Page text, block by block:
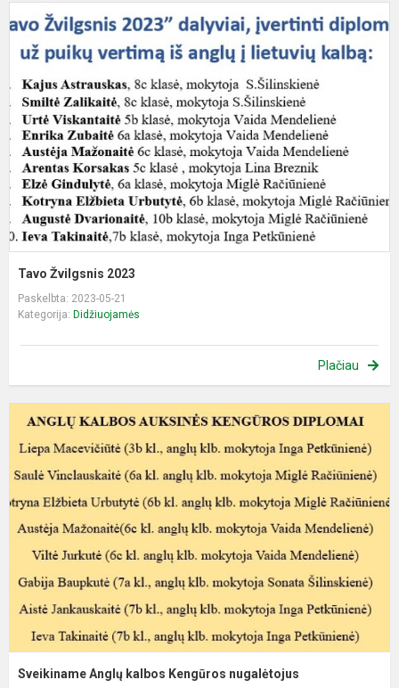
Tavo Žvilgsnis 2023
Paskelbta: 2023-05-21
Kategorija: Didžiuojamės
Plačiau
Sveikiname Anglų kalbos Kengūros nugalėtojus